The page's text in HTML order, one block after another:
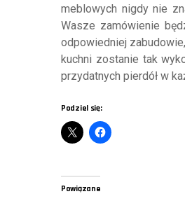
meblowych nigdy nie
Wasze zamówienie
odpowiedniej
kuchni zostanie tak
przydatnych pierdół w
Podziel się:
Powiązane